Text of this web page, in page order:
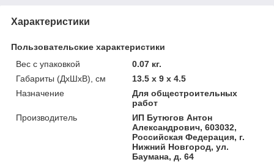
Характеристики
Пользовательские характеристики
Вес с упаковкой
0.07 кг.
Габариты (ДхШхВ), см
13.5 x 9 x 4.5
Назначение
Для общестроительных
работ
Производитель
ИП Бутюгов Антон
Александрович, 603032,
Российская Федерация, г.
Нижний Новгород, ул.
Баумана, д. 64